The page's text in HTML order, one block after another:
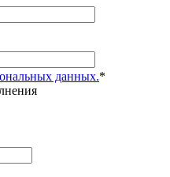
данных.*